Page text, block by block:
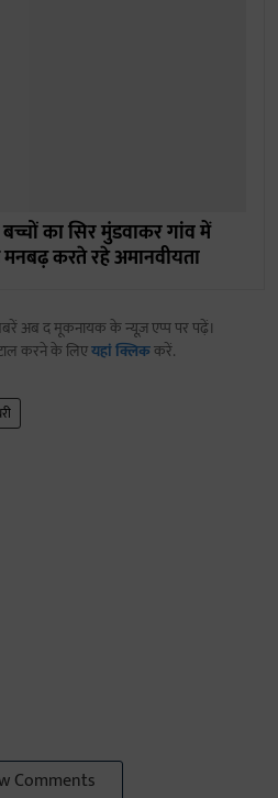
का सिर मुंडवाकर गांव में
करते रहे अमानवीयता
अब द मूकनायक के न्यूज़ एप्प पर पढ़ें।
करने के लिएयहां क्लिककरें.
Comments